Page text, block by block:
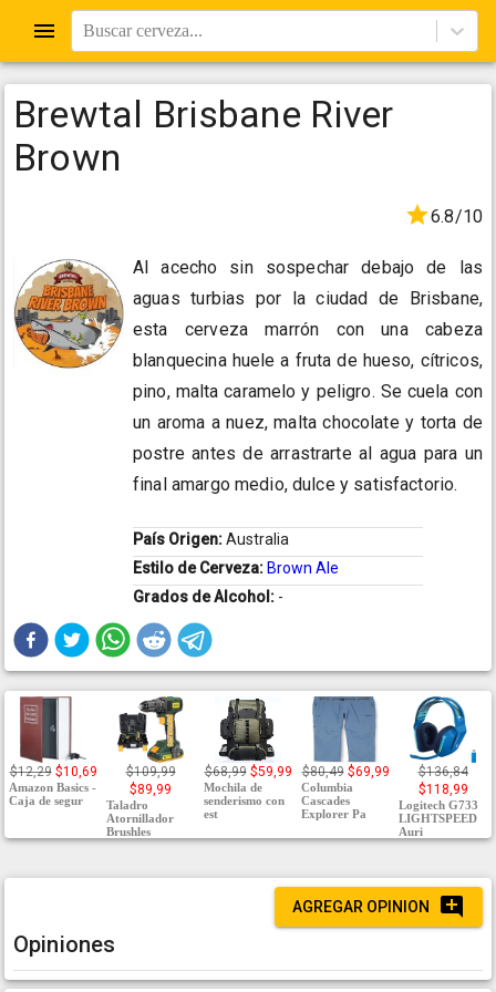
Buscar cerveza...
Brewtal Brisbane River
Brown
6.8/10
Al acecho sin sospechar debajo de las
aguas turbias por la ciudad de Brisbane,
esta cerveza marrón con una cabeza
blanquecina huele a fruta de hueso, cítricos,
pino, malta caramelo y peligro. Se cuela con
un aroma a nuez, malta chocolate y torta de
postre antes de arrastrarte al agua para un
final amargo medio, dulce y satisfactorio.
País Origen:Australia
Estilo de Cerveza: Brown Ale
Grados de Alcohol: -
$12,29 $10,69
Amazon Basics -
Caja de segur
$109,99
$89,99
Taladro
Atornillador
Brushles
$68,99 $59,99
Mochila de
senderismo con
est
$80,49 $69,99
Columbia
Cascades
Explorer Pa
$136,84
$118,99
Logitech G733
LIGHTSPEED
Auri
AGREGAR OPINION
Opiniones